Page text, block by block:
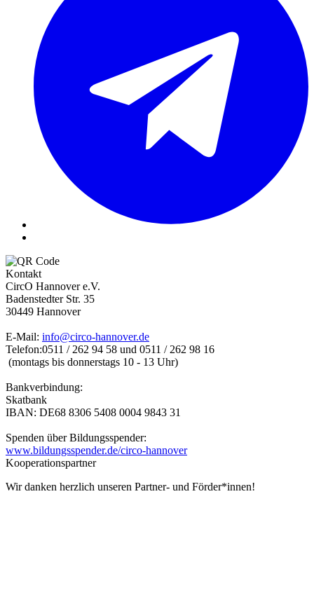
Kontakt
CircO Hannover e.V.
Badenstedter Str. 35
30449 Hannover
E-Mail: info@circo-hannover.de
Telefon:0511 / 262 94 58 und 0511 / 262 98 16
(montags bis donnerstags 10 - 13 Uhr)
Bankverbindung:
Skatbank
IBAN: DE68 8306 5408 0004 9843 31
Spenden über Bildungsspender:
www.bildungsspender.de/circo-hannover
Kooperationspartner
Wir danken herzlich unseren Partner- und Förder*innen!